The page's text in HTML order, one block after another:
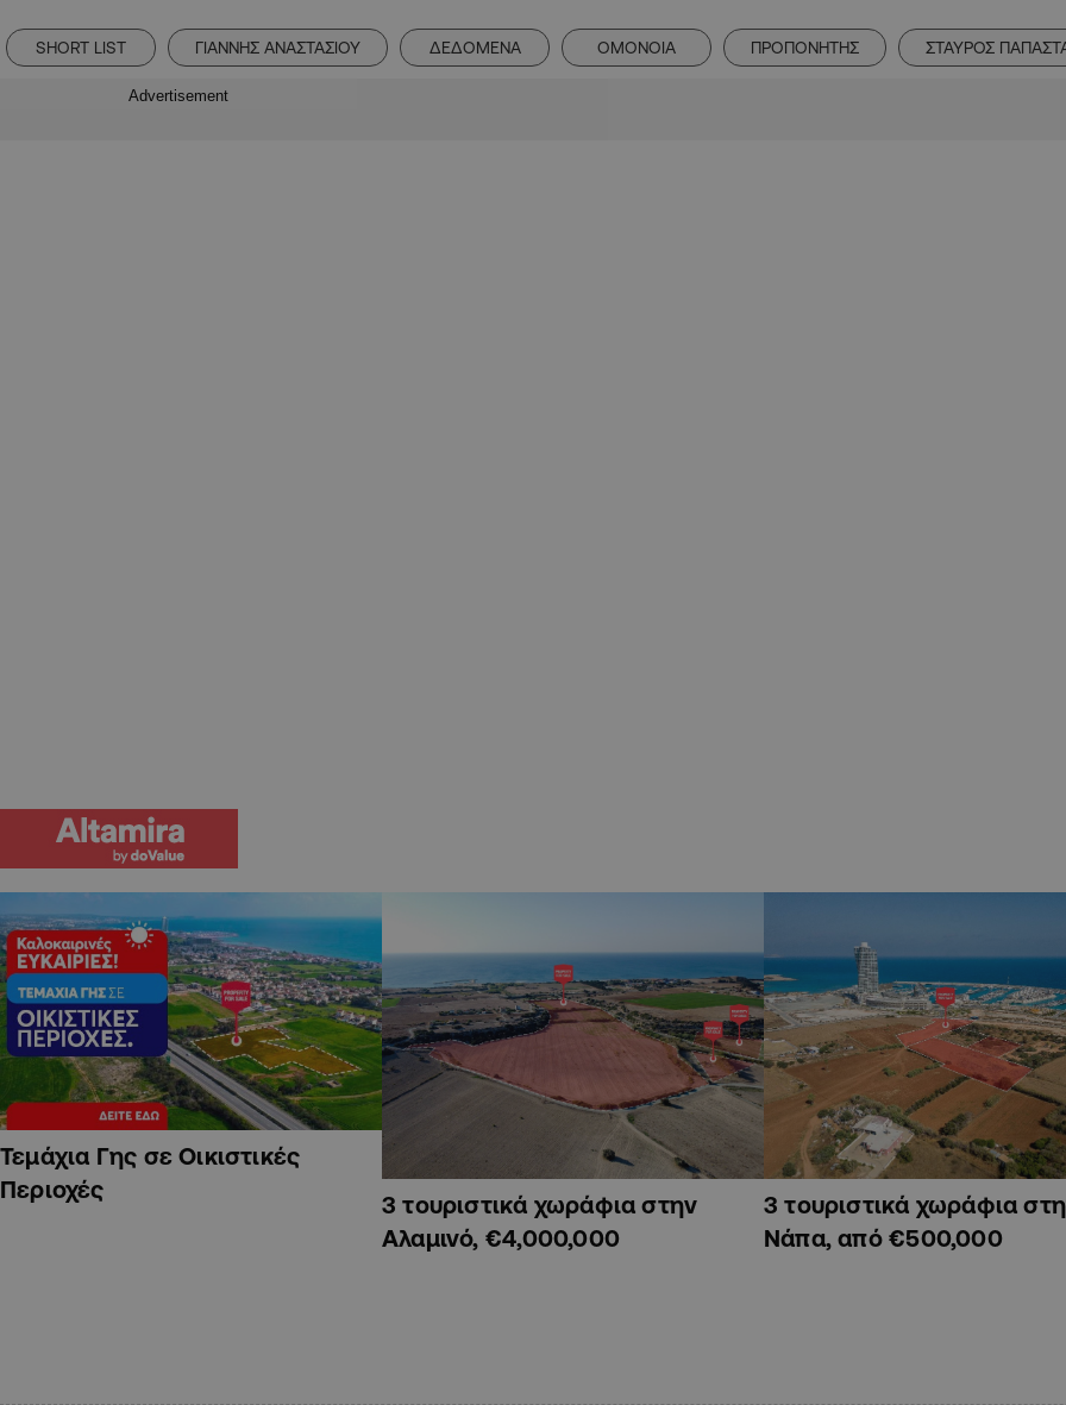
SHORT LIST ΓΙΑΝΝΗΣ ΑΝΑΣΤΑΣΙΟΥ ΔΕΔΟΜΕΝΑ ΟΜΟΝΟΙΑ ΠΡΟΠΟΝΗΤΗΣ ΣΤΑΥΡΟΣ
Advertisement
Τεμάχια Γης σε Οικιστικές
Περιοχές
3 τουριστικά χωράφια στην
Αλαμινό, €4,000,000
3 τουριστικά χωράφια
Νάπα, από €500,000